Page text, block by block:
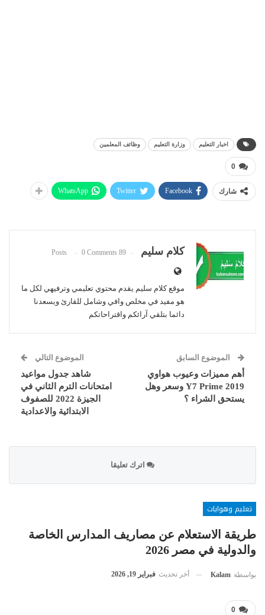
اخبار التعليم وزارة التعليم وظائف المعلمين
0
شارك Facebook
Twitter
WhatsApp
كلام سليم 89 Posts
0 Comments
موقع كلام سليم يقدم محتوي تعليمي وترفيهي لكل ما
هو مفيد في مخلص وافي وشامل للقارئ ويسعدنا
دائما بتلقي آرائكم واقتراحاتكم
الموضوع السابق
أهم مميزات وعيوب هواوي
Y7 Prime 2019 وسعر وهل
يستحق الشراء ؟
الموضوع التالي
شاهد جدول مواعيد
امتحانات الترم الثاني في
الجيزة 2022 للصفوف
الابتدائية والاعدادية
اترك تعليقا
تعليم وهوايات
طريقة الاستعلام عن مصاريف المدارس الخاصة
والدولية في مصر 2026
بواسطة Kalam أخر تحديث فبراير 19, 2026
0